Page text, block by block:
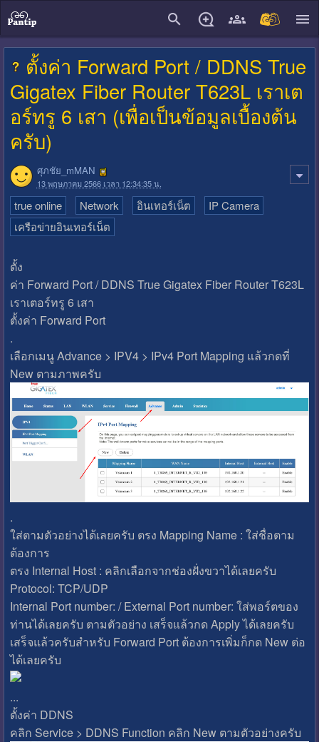
ตั้งค่า Forward Port / DDNS True
Gigatex Fiber Router T623L เราเต
อร์ทรู 6 เสา (เพื่อเป็นข้อมูลเบื้องต้น
ครับ)
ศุภชัย_mMAN
13 พฤษภาคม 2566 เวลา 12:34:35 น.
true online Network อินเทอร์เน็ต
IP Camera
เครือข่ายอินเทอร์เน็ต
ตั้ง
ค่า Forward Port / DDNS True Gigatex Fiber Router T623L
เราเตอร์ทรู 6 เสา
ตั้งค่า Forward Port
.
เลือกเมนู Advance > IPV4 > IPv4 Port Mapping แล้วกดที่
New ตามภาพครับ
.
ใส่ตามตัวอย่างได้เลยครับ ตรง Mapping Name : ใส่ชื่อตาม
ต้องการ
ตรง Internal Host : คลิกเลือกจากช่องฝั่งขวาได้เลยครับ
Protocol: TCP/UDP
Internal Port number: / External Port number: ใส่พอร์ตของ
ท่านได้เลยครับ ตามตัวอย่าง เสร็จแล้วกด Apply ได้เลยครับ
เสร็จแล้วครับสำหรับ Forward Port ต้องการเพิ่มก็กด New ต่อ
ได้เลยครับ
...
ตั้งค่า DDNS
คลิก Service > DDNS Function คลิก New ตามตัวอย่างครับ
close